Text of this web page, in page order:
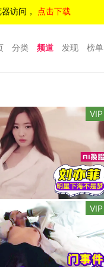
访问， 点击下载
分类 频道 发现 榜单
VIP
VIP